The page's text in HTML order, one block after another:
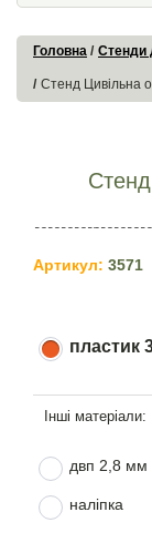
Головна Стенди
Стенд Цивільна
Артикул: 3571
пластик
двп 2,8 мм
наліпка